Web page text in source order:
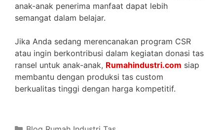
anak-anak penerima manfaat dapat lebih
semangat dalam belajar.
Jika Anda sedang merencanakan program CSR
atau ingin berkontribusi dalam kegiatan donasi tas
ransel untuk anak-anak, Rumahindustri.com siap
membantu dengan produksi tas custom
berkualitas tinggi dengan harga kompetitif.
Categories